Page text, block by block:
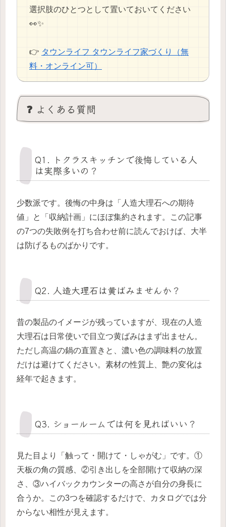
選択肢のひとつとして置いておいてください
👀✨
👉 タウンライフ タウンライフ家づくり（無
料・オンライン可）
❓ よくある質問
Q1. トクラスキッチンで後悔している人
は実際多いの？
少数派です。後悔の中身は「人造大理石への期待
値」と「収納計画」にほぼ集約されます。この記事
の7つの失敗例を打ち合わせ前に読んでおけば、大半
は防げるものばかりです。
Q2. 人造大理石は黄ばみませんか？
昔の製品のイメージが残っていますが、現在の人造
大理石は日常使いで目立つ黄ばみはまず出ません。
ただし高温の鍋の直置きと、濃い色の調味料の放置
だけは避けてください。素材の性質上、艶の変化は
経年で起きます。
Q3. ショールームでは何を見ればいい？
見た目より「触って・開けて・しゃがむ」です。①
天板の角の質感、②引き出しを全部開けて収納の深
さ、③ハイバックカウンターの高さが自分の身長に
合うか。この3つを確認するだけで、カタログでは分
からない相性が見えます。